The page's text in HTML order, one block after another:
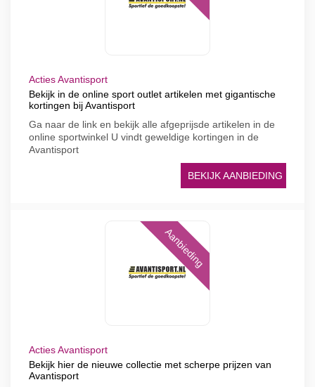
Acties Avantisport
Bekijk in de online sport outlet artikelen met gigantische
kortingen bij Avantisport
Ga naar de link en bekijk alle afgeprijsde artikelen in de
online sportwinkel U vindt geweldige kortingen in de
Avantisport
BEKIJK AANBIEDING
Aanbieding
Acties Avantisport
Bekijk hier de nieuwe collectie met scherpe prijzen van
Avantisport